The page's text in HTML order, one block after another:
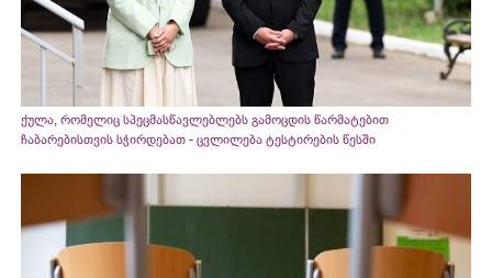
ქულა, რომელიც სპეცმასწავლებლებს გამოცდის წარმატებით
ჩაბარებისთვის სჭირდებათ - ცვლილება ტესტირების წესში